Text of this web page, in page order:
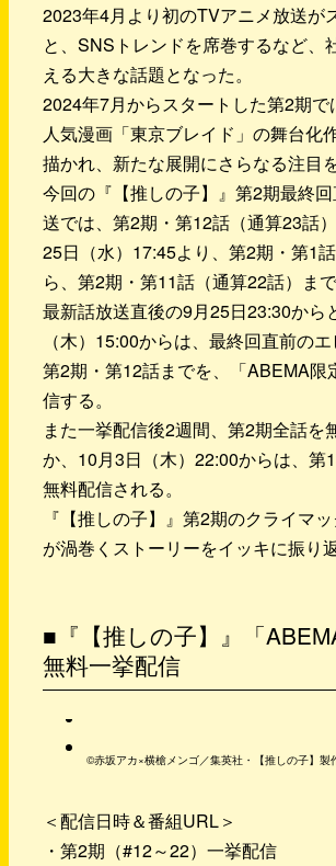
2023年4月より初のTVアニメ放送が
と、SNSトレンドを席巻するなど、
える大きな話題となった。
2024年7月からスタートした第2期
人気漫画「東京ブレイド」の舞台化
描かれ、新たな展開にさらなる注目
今回の『【推しの子】』第2期最終
送では、第2期・第12話（通算23話
25日（水）17:45より、第2期・第1
ら、第2期・第11話（通算22話）まで
最新話放送直後の9月25日23:30から
（木）15:00からは、最終回直前の
第2期・第12話までを、「ABEMA限
信する。
また一挙配信後2週間、第2期全話を
か、10月3日（木）22:00からは、第
無料配信される。
『【推しの子】』第2期のクライマ
が渦巻くストーリーをイッキに振り
■『【推しの子】』「
無料一挙配信
©赤坂アカ×横槍メンゴ／集英社・【推しの子】製
＜配信日時＆番組URL＞
・第2期（#12～22）一挙配信